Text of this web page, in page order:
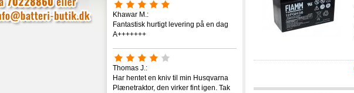
Khawar M.:
Fantastisk hurtigt levering på en dag
A+++++++
Thomas J.:
Har hentet en kniv til min Husqvarna
Plænetraktor, den virker fint igen. Tak